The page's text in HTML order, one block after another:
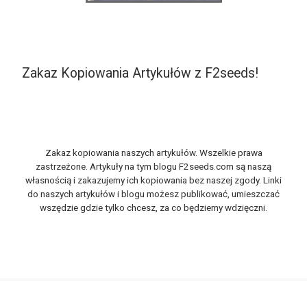
Zakaz Kopiowania Artykułów z F2seeds!
Zakaz kopiowania naszych artykułów. Wszelkie prawa
zastrzeżone. Artykuły na tym blogu F2seeds.com są naszą
własnością i zakazujemy ich kopiowania bez naszej zgody. Linki
do naszych artykułów i blogu możesz publikować, umieszczać
wszędzie gdzie tylko chcesz, za co będziemy wdzięczni.